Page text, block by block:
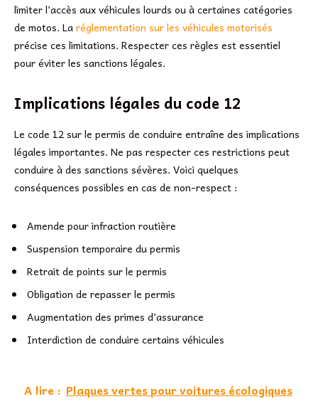
limiter l’accès aux véhicules lourds ou à certaines catégories
de motos. Laréglementation sur les véhicules motorisés
précise ces limitations. Respecter ces règles est essentiel
pour éviter les sanctions légales.
Implications légales du code 12
Le code 12 sur le permis de conduire entraîne des implications
légales importantes. Ne pas respecter ces restrictions peut
conduire à des sanctions sévères. Voici quelques
conséquences possibles en cas de non-respect :
Amende pour infraction routière
Suspension temporaire du permis
Retrait de points sur le permis
Obligation de repasser le permis
Augmentation des primes d’assurance
Interdiction de conduire certains véhicules
A lire : Plaques vertes pour voitures écologiques